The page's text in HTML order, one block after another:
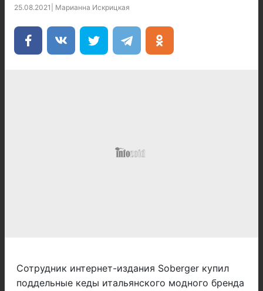
25.08.2021 Марианна Искрицкая
Сотрудник интернет-издания Soberger купил
поддельные кеды итальянского модного бренда